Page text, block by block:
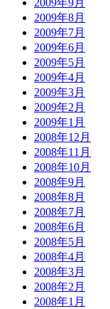
2009年9月
2009年8月
2009年7月
2009年6月
2009年5月
2009年4月
2009年3月
2009年2月
2009年1月
2008年12月
2008年11月
2008年10月
2008年9月
2008年8月
2008年7月
2008年6月
2008年5月
2008年4月
2008年3月
2008年2月
2008年1月